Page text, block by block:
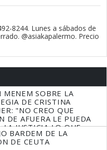
8244. Lunes a sábados de
@asiakapalermo. Precio
MENEM SOBRE LA
DE CRISTINA
"NO CREO QUE
DE AFUERA LE PUEDA
LA JUSTICIA LO QUE
HACER"
BARDEM DE LA
DE CEUTA